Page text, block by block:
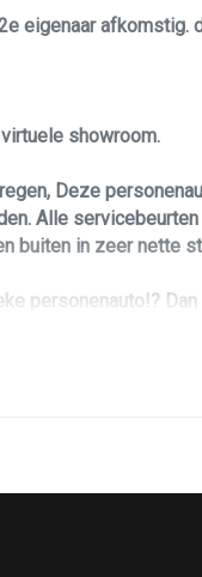
eigenaar
showroom.
Deze
Alle
buiten in zeer nette
personenauto!?
hebben kunt
bij de officiële